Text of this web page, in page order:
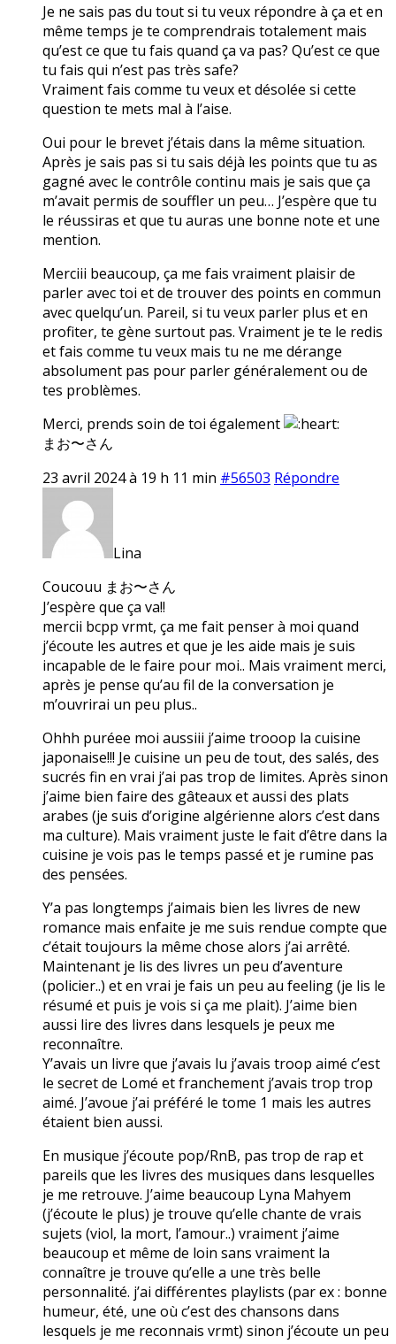
Je ne sais pas du tout si tu veux répondre à ça et en
même temps je te comprendrais totalement mais
qu’est ce que tu fais quand ça va pas? Qu’est ce que
tu fais qui n’est pas très safe?
Vraiment fais comme tu veux et désolée si cette
question te mets mal à l’aise.
Oui pour le brevet j’étais dans la même situation.
Après je sais pas si tu sais déjà les points que tu as
gagné avec le contrôle continu mais je sais que ça
m’avait permis de souffler un peu… J’espère que tu
le réussiras et que tu auras une bonne note et une
mention.
Merciii beaucoup, ça me fais vraiment plaisir de
parler avec toi et de trouver des points en commun
avec quelqu’un. Pareil, si tu veux parler plus et en
profiter, te gène surtout pas. Vraiment je te le redis
et fais comme tu veux mais tu ne me dérange
absolument pas pour parler généralement ou de
tes problèmes.
Merci, prends soin de toi également
まお〜さん
23 avril 2024 à 19 h 11 min #56503 Répondre
Lina
Coucouu まお〜さん
J’espère que ça va!!
mercii bcpp vrmt, ça me fait penser à moi quand
j’écoute les autres et que je les aide mais je suis
incapable de le faire pour moi.. Mais vraiment merci,
après je pense qu’au fil de la conversation je
m’ouvrirai un peu plus..
Ohhh puréee moi aussiii j’aime trooop la cuisine
japonaise!!! Je cuisine un peu de tout, des salés, des
sucrés fin en vrai j’ai pas trop de limites. Après sinon
j’aime bien faire des gâteaux et aussi des plats
arabes (je suis d’origine algérienne alors c’est dans
ma culture). Mais vraiment juste le fait d’être dans la
cuisine je vois pas le temps passé et je rumine pas
des pensées.
Y’a pas longtemps j’aimais bien les livres de new
romance mais enfaite je me suis rendue compte que
c’était toujours la même chose alors j’ai arrêté.
Maintenant je lis des livres un peu d’aventure
(policier..) et en vrai je fais un peu au feeling (je lis le
résumé et puis je vois si ça me plait). J’aime bien
aussi lire des livres dans lesquels je peux me
reconnaître.
Y’avais un livre que j’avais lu j’avais troop aimé c’est
le secret de Lomé et franchement j’avais trop trop
aimé. J’avoue j’ai préféré le tome 1 mais les autres
étaient bien aussi.
En musique j’écoute pop/RnB, pas trop de rap et
pareils que les livres des musiques dans lesquelles
je me retrouve. J’aime beaucoup Lyna Mahyem
(j’écoute le plus) je trouve qu’elle chante de vrais
sujets (viol, la mort, l’amour..) vraiment j’aime
beaucoup et même de loin sans vraiment la
connaître je trouve qu’elle a une très belle
personnalité. j’ai différentes playlists (par ex : bonne
humeur, été, une où c’est des chansons dans
lesquels je me reconnais vrmt) sinon j’écoute un peu